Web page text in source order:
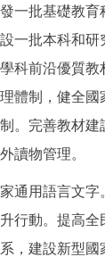
一批基礎教
一批本科和研
科前沿優質教
體制，健全國
。完善教材建
讀物管理。
家通用語言文
行動。提高全
，建設新型